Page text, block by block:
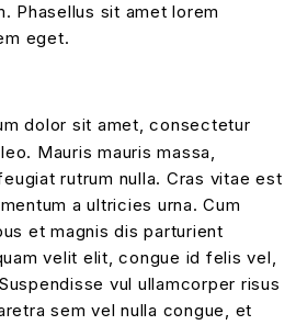
Phasellus sit amet lorem
eget.
dolor sit amet, consectetur
Mauris mauris massa,
rutrum nulla. Cras vitae est
a ultricies urna. Cum
et magnis dis parturient
velit elit, congue id felis vel,
vul ullamcorper risus
sem vel nulla congue, et